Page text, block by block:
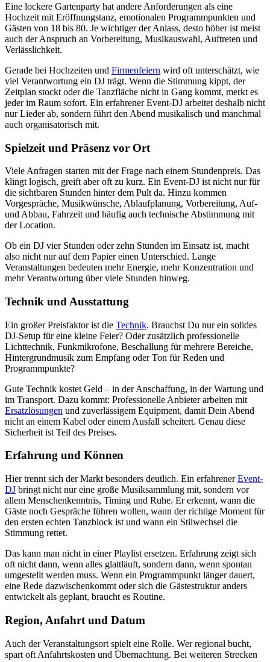
Eine lockere Gartenparty hat andere Anforderungen als eine
Hochzeit mit Eröffnungstanz, emotionalen Programmpunkten und
Gästen von 18 bis 80. Je wichtiger der Anlass, desto höher ist meist
auch der Anspruch an Vorbereitung, Musikauswahl, Auftreten und
Verlässlichkeit.
Gerade bei Hochzeiten und Firmenfeiern wird oft unterschätzt, wie
viel Verantwortung ein DJ trägt. Wenn die Stimmung kippt, der
Zeitplan stockt oder die Tanzfläche nicht in Gang kommt, merkt es
jeder im Raum sofort. Ein erfahrener Event-DJ arbeitet deshalb nicht
nur Lieder ab, sondern führt den Abend musikalisch und manchmal
auch organisatorisch mit.
Spielzeit und Präsenz vor Ort
Viele Anfragen starten mit der Frage nach einem Stundenpreis. Das
klingt logisch, greift aber oft zu kurz. Ein Event-DJ ist nicht nur für
die sichtbaren Stunden hinter dem Pult da. Hinzu kommen
Vorgespräche, Musikwünsche, Ablaufplanung, Vorbereitung, Auf-
und Abbau, Fahrzeit und häufig auch technische Abstimmung mit
der Location.
Ob ein DJ vier Stunden oder zehn Stunden im Einsatz ist, macht
also nicht nur auf dem Papier einen Unterschied. Lange
Veranstaltungen bedeuten mehr Energie, mehr Konzentration und
mehr Verantwortung über viele Stunden hinweg.
Technik und Ausstattung
Ein großer Preisfaktor ist die Technik. Brauchst Du nur ein solides
DJ-Setup für eine kleine Feier? Oder zusätzlich professionelle
Lichttechnik, Funkmikrofone, Beschallung für mehrere Bereiche,
Hintergrundmusik zum Empfang oder Ton für Reden und
Programmpunkte?
Gute Technik kostet Geld – in der Anschaffung, in der Wartung und
im Transport. Dazu kommt: Professionelle Anbieter arbeiten mit
Ersatzlösungen und zuverlässigem Equipment, damit Dein Abend
nicht an einem Kabel oder einem Ausfall scheitert. Genau diese
Sicherheit ist Teil des Preises.
Erfahrung und Können
Hier trennt sich der Markt besonders deutlich. Ein erfahrenerEvent-
DJ bringt nicht nur eine große Musiksammlung mit, sondern vor
allem Menschenkenntnis, Timing und Ruhe. Er erkennt, wann die
Gäste noch Gespräche führen wollen, wann der richtige Moment für
den ersten echten Tanzblock ist und wann ein Stilwechsel die
Stimmung rettet.
Das kann man nicht in einer Playlist ersetzen. Erfahrung zeigt sich
oft nicht dann, wenn alles glattläuft, sondern dann, wenn spontan
umgestellt werden muss. Wenn ein Programmpunkt länger dauert,
eine Rede dazwischenkommt oder sich die Gästestruktur anders
entwickelt als geplant, braucht es Routine.
Region, Anfahrt und Datum
Auch der Veranstaltungsort spielt eine Rolle. Wer regional bucht,
spart oft Anfahrtskosten und Übernachtung. Bei weiteren Strecken